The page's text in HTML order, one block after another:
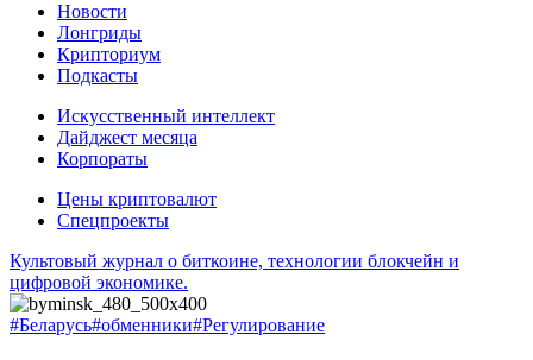
Новости
Лонгриды
Крипториум
Подкасты
Искусственный интеллект
Дайджест месяца
Корпораты
Цены криптовалют
Спецпроекты
Культовый журнал о биткоине, технологии блокчейн и
цифровой экономике.
#Беларусь#обменники#Регулирование